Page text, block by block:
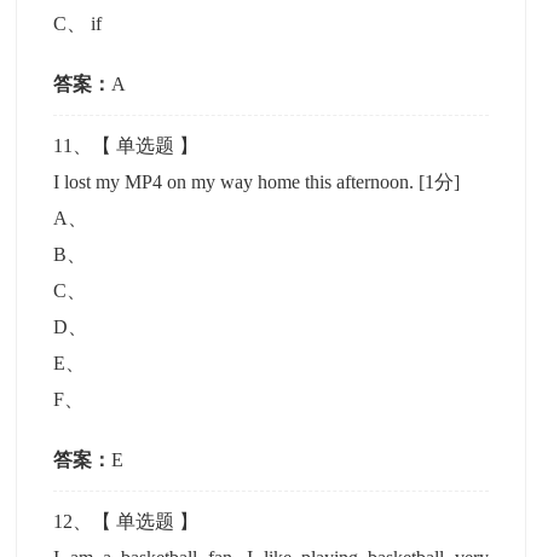
C 、if
答案： A
11 、【单选题 】
I lost my MP4 on my way home this afternoon. [1分]
A
B
C
D
E
F
答案：E
12 、【单选题 】